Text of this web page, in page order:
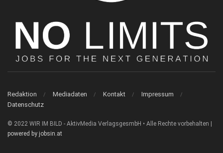
Redaktion Mediadaten Kontakt
Impressum
Datenschutz
© 2022 WIR IM BILD - AktivMedia VerlagsgesmbH • Alle Rechte vorbehalten |
powered by jobsin.at